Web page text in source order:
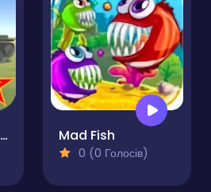
World of WarTanks Mad Fish
0 (0 Голосів)